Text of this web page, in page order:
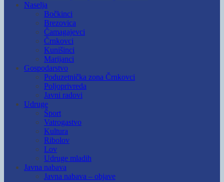
Naselja
Bočkinci
Brezovica
Čamagajevci
Črnkovci
Kunišinci
Marijanci
Gospodarstvo
Poduzetnička zona Črnkovci
Poljoprivreda
Javni radovi
Udruge
Šport
Vatrogastvo
Kultura
Ribolov
Lov
Udruge mladih
Javna nabava
Javna nabava – objave